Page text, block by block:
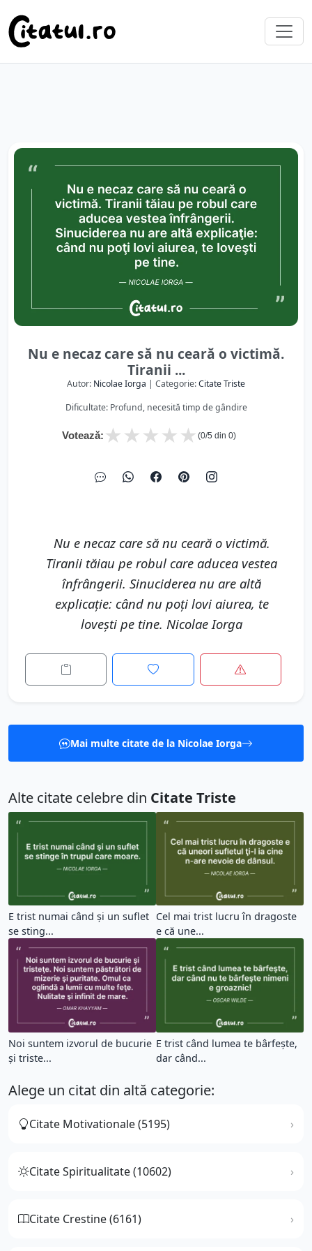
Nu e necaz care să nu ceară o victimă.
Tiranii ...
Autor: Nicolae Iorga | Categorie:Citate Triste
Dificultate: Profund, necesită timp de gândire
Votează: ★
★
★
★
★ (0/5 din 0)
Nu e necaz care să nu ceară o victimă.
Tiranii tăiau pe robul care aducea vestea
înfrângerii. Sinuciderea nu are altă
explicaţie: când nu poţi lovi aiurea, te
loveşti pe tine. Nicolae Iorga
Mai multe citate de la Nicolae Iorga
Alte citate celebre din Citate Triste
E trist numai când şi un suflet
se sting...
Cel mai trist lucru în dragoste
e că une...
Noi suntem izvorul de bucurie
şi triste...
E trist când lumea te bârfeşte,
dar când...
Alege un citat din altă categorie:
Citate Motivationale (5195)
Citate Spiritualitate (10602)
Citate Crestine (6161)